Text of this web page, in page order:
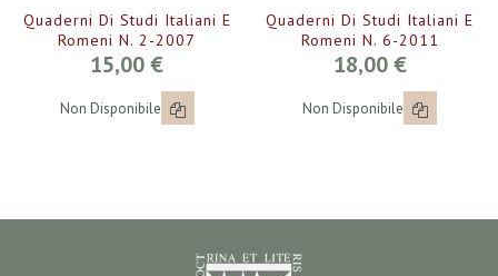
Quaderni Di Studi Italiani E
Romeni N. 2-2007
15,00 €
Non Disponibile
Quaderni Di Studi Italiani E
Romeni N. 6-2011
18,00 €
Non Disponibile